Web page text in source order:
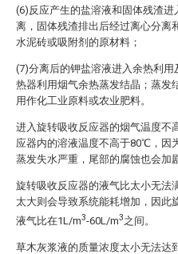
(6)反应产生的盐溶液和固体残渣进
离，固体残渣排出后经过离心分离
水泥砖或吸附剂的原材料；
(7)分离后的钾盐溶液进入余热利用
热器利用烟气余热蒸发结晶；蒸发
用作化工业原料或农业肥料。
进入旋转吸收反应器的烟气温度不
应器内的溶液温度不高于80℃，因
蒸发失水严重，尾部的腐蚀也会加
旋转吸收反应器的液气比太小无法
太大则会导致系统能耗增加，因此
液气比在1L/m3-60L/m3之间。
草木灰浆液的质量浓度太小无法达